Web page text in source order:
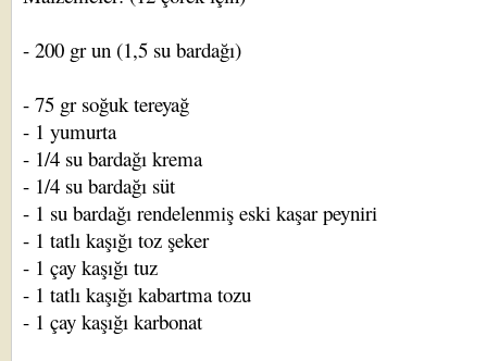
- 200 gr un (1,5 su bardağı)
- 75 gr soğuk tereyağ
- 1 yumurta
- 1/4 su bardağı krema
- 1/4 su bardağı süt
- 1 su bardağı rendelenmiş eski kaşar peyniri
- 1 tatlı kaşığı toz şeker
- 1 çay kaşığı tuz
- 1 tatlı kaşığı kabartma tozu
- 1 çay kaşığı karbonat